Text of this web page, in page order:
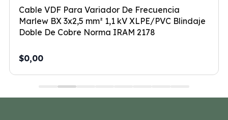
Cable VDF Para Variador De Frecuencia
Marlew BX 3x2,5 mm² 1,1 kV XLPE/PVC Blindaje
Doble De Cobre Norma IRAM 2178
$0,00